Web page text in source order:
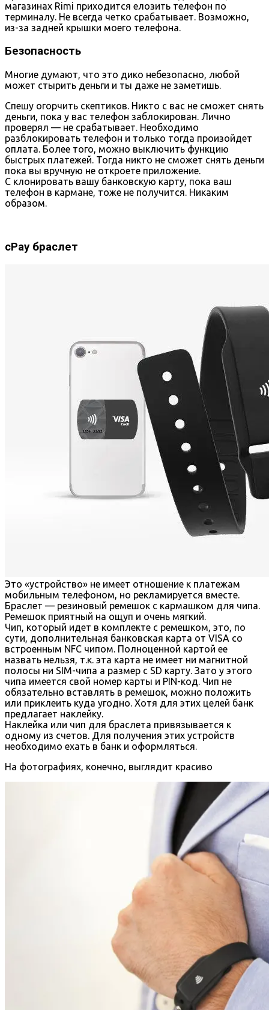
магазинах Rimi приходится елозить телефон по
терминалу. Не всегда четко срабатывает. Возможно,
из-за задней крышки моего телефона.
Безопасность
Многие думают, что это дико небезопасно, любой
может стырить деньги и ты даже не заметишь.
Спешу огорчить скептиков. Никто с вас не сможет снять
деньги, пока у вас телефон заблокирован. Лично
проверял — не срабатывает. Необходимо
разблокировать телефон и только тогда произойдет
оплата. Более того, можно выключить функцию
быстрых платежей. Тогда никто не сможет снять деньги
пока вы вручную не откроете приложение.
С клонировать вашу банковскую карту, пока ваш
телефон в кармане, тоже не получится. Никаким
образом.
cPay браслет
Это «устройство» не имеет отношение к платежам
мобильным телефоном, но рекламируется вместе.
Браслет — резиновый ремешок с кармашком для чипа.
Ремешок приятный на ощуп и очень мягкий.
Чип, который идет в комплекте с ремешком, это, по
сути, дополнительная банковская карта от VISA со
встроенным NFC чипом. Полноценной картой ее
назвать нельзя, т.к. эта карта не имеет ни магнитной
полосы ни SIM-чипа а размер с SD карту. Зато у этого
чипа имеется свой номер карты и PIN-код. Чип не
обязательно вставлять в ремешок, можно положить
или приклеить куда угодно. Хотя для этих целей банк
предлагает наклейку.
Наклейка или чип для браслета привязывается к
одному из счетов. Для получения этих устройств
необходимо ехать в банк и оформляться.
На фотографиях, конечно, выглядит красиво